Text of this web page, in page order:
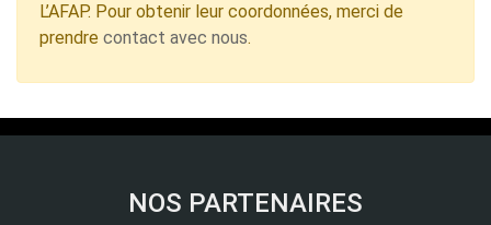
L’AFAP. Pour obtenir leur coordonnées, merci de
prendre contact avec nous.
NOS PARTENAIRES